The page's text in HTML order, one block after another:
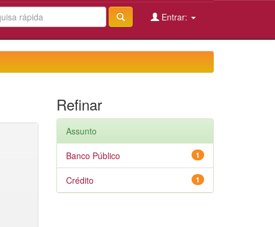
Entrar:
Refinar
Assunto
1
Banco Público
1
Crédito